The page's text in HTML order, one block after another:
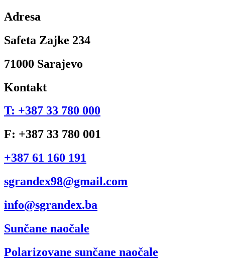
Adresa
Safeta Zajke 234
71000 Sarajevo
Kontakt
T: +387 33 780 000
F: +387 33 780 001
+387 61 160 191
sgrandex98@gmail.com
info@sgrandex.ba
Sunčane naočale
Polarizovane sunčane naočale